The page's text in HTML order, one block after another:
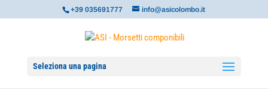
+39 035691777 info@asicolombo.it
Seleziona una pagina